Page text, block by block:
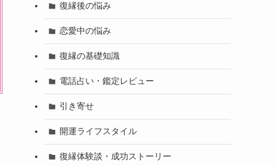
復縁後の悩み
恋愛中の悩み
復縁の基礎知識
電話占い・鑑定レビュー
引き寄せ
開運ライフスタイル
復縁体験談・成功ストーリー